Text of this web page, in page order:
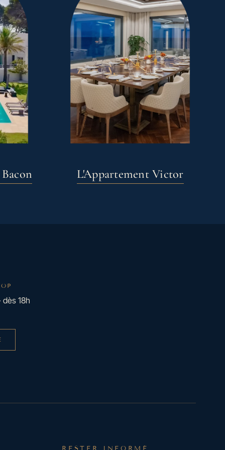
L'Appartement Victor
dès 18h